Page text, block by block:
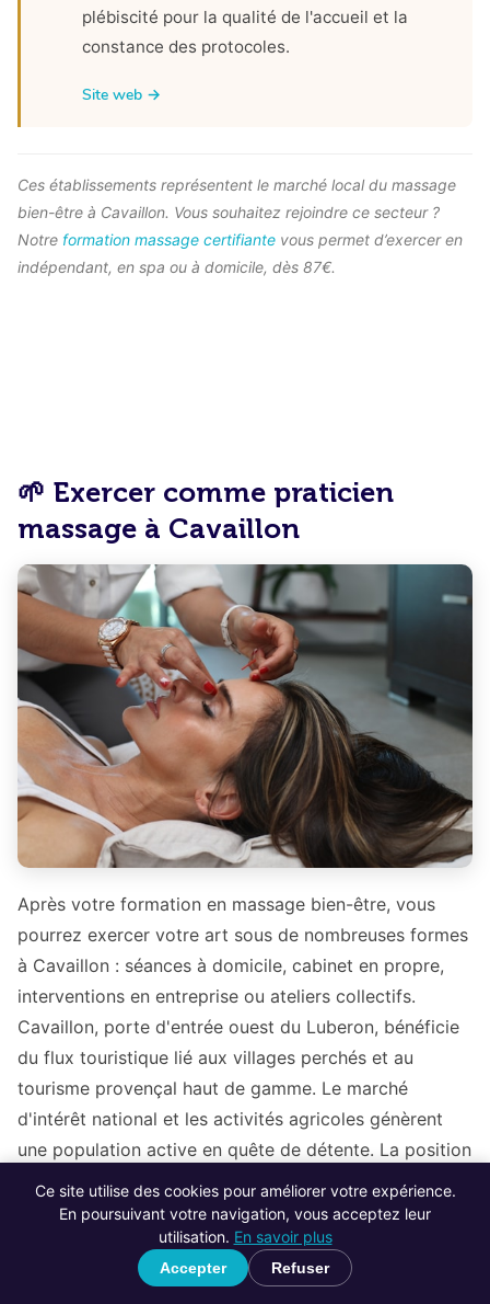
plébiscité pour la qualité de l'accueil et la
constance des protocoles.
Site web →
Ces établissements représentent le marché local du massage
bien-être à Cavaillon. Vous souhaitez rejoindre ce secteur ?
Notre formation massage certifiante vous permet d’exercer en
indépendant, en spa ou à domicile, dès 87€.
🌱 Exercer comme praticien
massage à Cavaillon
Après votre formation en massage bien-être, vous
pourrez exercer votre art sous de nombreuses formes
à Cavaillon : séances à domicile, cabinet en propre,
interventions en entreprise ou ateliers collectifs.
Cavaillon, porte d'entrée ouest du Luberon, bénéficie
du flux touristique lié aux villages perchés et au
tourisme provençal haut de gamme. Le marché
d'intérêt national et les activités agricoles génèrent
une population active en quête de détente. La position
stratégique de Cavaillon entre Avignon, Apt et Aix-en-
Provence permet de rayonner sur un large bassin de
Ouvrir votre cabinet de massageà Cavaillon ou
Ce site utilise des cookies pour améliorer votre expérience.
En poursuivant votre navigation, vous acceptez leur
utilisation. En savoir plus
Accepter Refuser